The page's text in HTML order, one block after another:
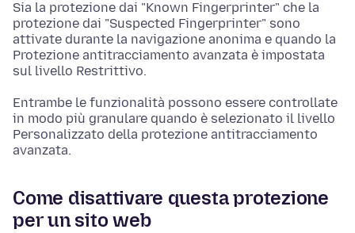
Sia la protezione dai "Known Fingerprinter" che la
protezione dai "Suspected Fingerprinter" sono
attivate durante la navigazione anonima e quando la
Protezione antitracciamento avanzata è impostata
sul livello Restrittivo.
Entrambe le funzionalità possono essere controllate
in modo più granulare quando è selezionato il livello
Personalizzato della protezione antitracciamento
avanzata.
Come disattivare questa protezione
per un sito web